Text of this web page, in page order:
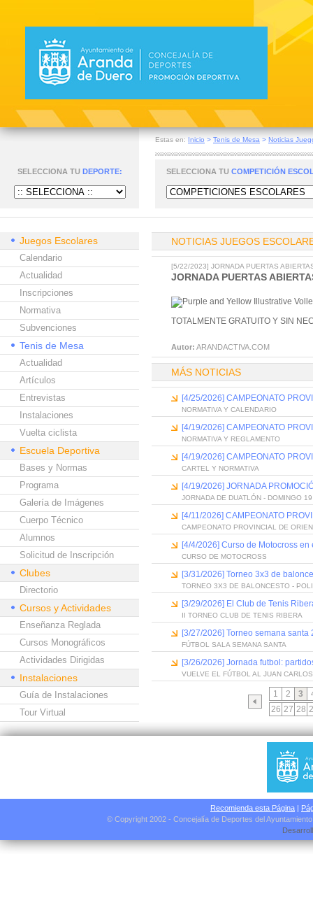
Estas en: Inicio > Tenis de Mesa > Noticias
SELECCIONA TU DEPORTE: SELECCIONA TU COMPETICIÓN
Juegos Escolares
Calendario
Actualidad
Inscripciones
Normativa
Subvenciones
Tenis de Mesa
Actualidad
Artículos
Entrevistas
Instalaciones
Vuelta ciclista
Escuela Deportiva
Bases y Normas
Programa
Galería de Imágenes
Cuerpo Técnico
Alumnos
Solicitud de Inscripción
Clubes
Directorio
Cursos y Actividades
Enseñanza Reglada
Cursos Monográficos
Actividades Dirigidas
Instalaciones
Guía de Instalaciones
Tour Virtual
NOTICIAS JUEGOS
[5/22/2023] JORNADA PUERTAS
JORNADA PUERTAS
TOTALMENTE GRATUITO Y SIN
Autor: ARANDACTIVA.COM
MÁS NOTICIAS
[4/25/2026] CAMPEONATO
NORMATIVA Y CALENDARIO
[4/19/2026] CAMPEONATO
NORMATIVA Y REGLAMENTO
[4/19/2026] CAMPEONATO
CARTEL Y NORMATIVA
[4/19/2026] JORNADA
JORNADA DE DUATLÓN - DOMINGO
[4/11/2026] CAMPEONATO
CAMPEONATO PROVINCIAL DE
[4/4/2026] Curso de Motocross
CURSO DE MOTOCROSS
[3/31/2026] Torneo 3x3 de
TORNEO 3X3 DE BALONCESTO -
[3/29/2026] El Club de Tenis
II TORNEO CLUB DE TENIS RIBERA
[3/27/2026] Torneo semana
FÚTBOL SALA SEMANA SANTA
[3/26/2026] Jornada futbol:
VUELVE EL FÚTBOL AL JUAN
1 2 3
26 27 28
Recomienda esta Página |
© Copyright 2002 - Concejalía de Deportes del